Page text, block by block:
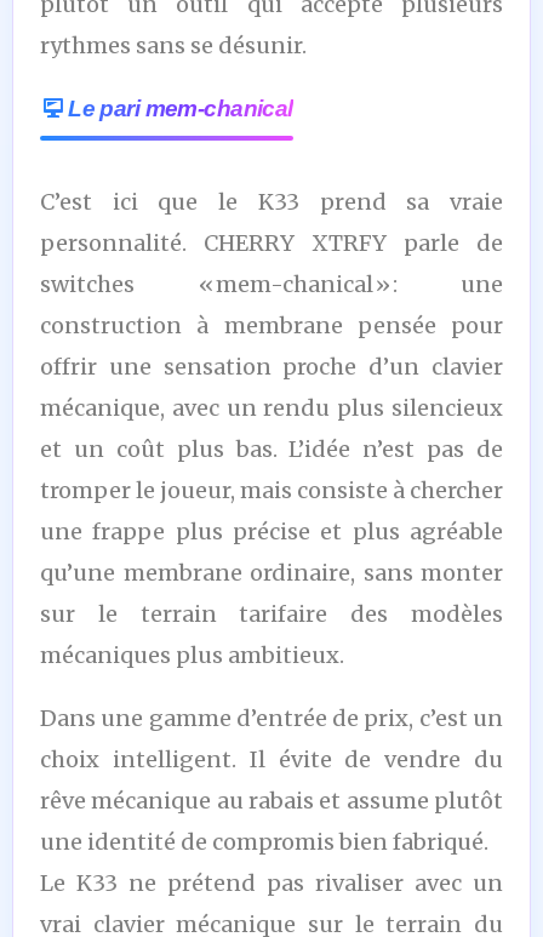
rythmes sans se désunir.
Le pari mem-chanical
C’est ici que le K33 prend sa vraie
personnalité. CHERRY XTRFY parle de
switches « mem-chanical » : une
construction à membrane pensée pour
offrir une sensation proche d’un clavier
mécanique, avec un rendu plus silencieux
et un coût plus bas. L’idée n’est pas de
tromper le joueur, mais consiste à chercher
une frappe plus précise et plus agréable
qu’une membrane ordinaire, sans monter
sur le terrain tarifaire des modèles
mécaniques plus ambitieux.
Dans une gamme d’entrée de prix, c’est un
choix intelligent. Il évite de vendre du
rêve mécanique au rabais et assume plutôt
une identité de compromis bien fabriqué.
Le K33 ne prétend pas rivaliser avec un
vrai clavier mécanique sur le terrain du